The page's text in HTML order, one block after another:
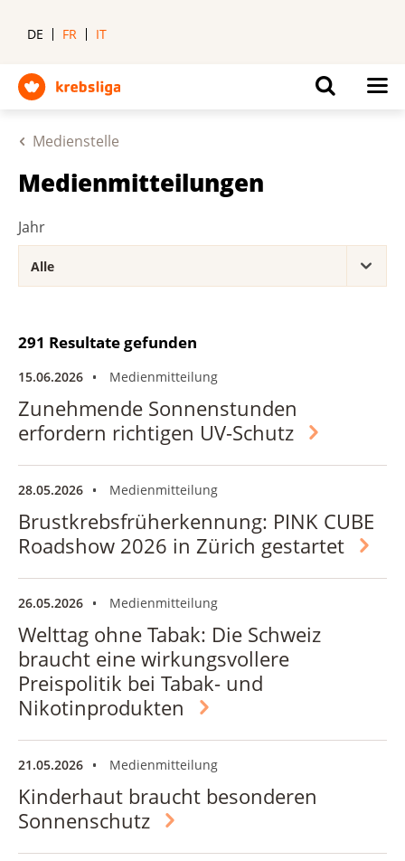
DE FR IT
Medienstelle
Medienmitteilungen
Jahr
291 Resultate gefunden
15.06.2026 Medienmitteilung
Zunehmende Sonnenstunden
erfordern richtigen UV-Schutz
28.05.2026 Medienmitteilung
Brustkrebsfrüherkennung: PINK CUBE
Roadshow 2026 in Zürich gestartet
26.05.2026 Medienmitteilung
Welttag ohne Tabak: Die Schweiz
braucht eine wirkungsvollere
Preispolitik bei Tabak- und
Nikotinprodukten
21.05.2026 Medienmitteilung
Kinderhaut braucht besonderen
Sonnenschutz